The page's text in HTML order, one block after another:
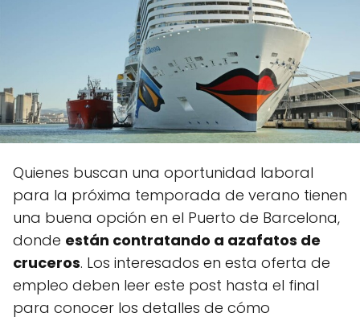
Quienes buscan una oportunidad laboral
para la próxima temporada de verano tienen
una buena opción en el Puerto de Barcelona,
donde están contratando a azafatos de
cruceros. Los interesados en esta oferta de
empleo deben leer este post hasta el final
para conocer los detalles de cómo